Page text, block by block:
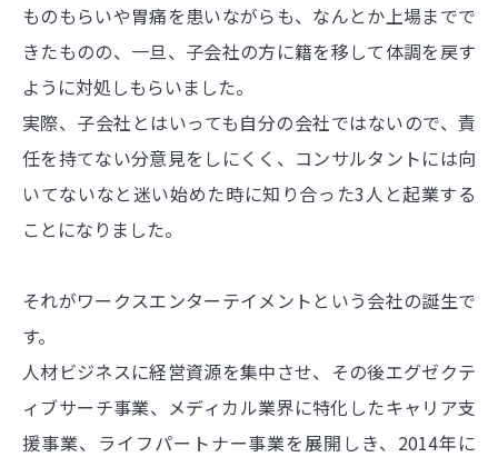
ものもらいや胃痛を患いながらも、なんとか上場までで
きたものの、一旦、子会社の方に籍を移して体調を戻す
ように対処しもらいました。
実際、子会社とはいっても自分の会社ではないので、責
任を持てない分意見をしにくく、コンサルタントには向
いてないなと迷い始めた時に知り合った3人と起業する
ことになりました。
それがワークスエンターテイメントという会社の誕生で
す。
人材ビジネスに経営資源を集中させ、その後エグゼクテ
ィブサーチ事業、メディカル業界に特化したキャリア支
援事業、ライフパートナー事業を展開しき、2014年に